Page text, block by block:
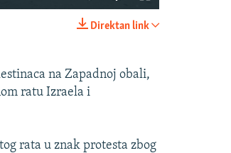
480p
Direktan link
na Zapadnoj obali,
ratu Izraela i
rata u znak protesta zbog